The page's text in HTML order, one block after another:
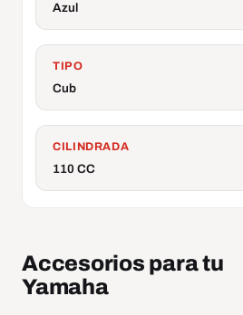
Azul
TIPO
Cub
CILINDRADA
110 CC
Accesorios para tu
Yamaha